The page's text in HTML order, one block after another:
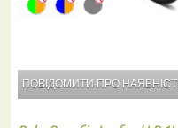
ПОВІДОМИТИ ПРО